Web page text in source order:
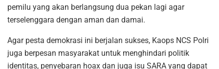
pemilu yang akan berlangsung dua pekan lagi agar
terselenggara dengan aman dan damai.
Agar pesta demokrasi ini berjalan sukses, Kaops NCS Polri
juga berpesan masyarakat untuk menghindari politik
identitas, penyebaran hoax dan juga isu SARA yang dapat